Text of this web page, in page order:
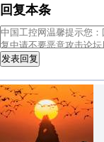
回复本条
发表回复